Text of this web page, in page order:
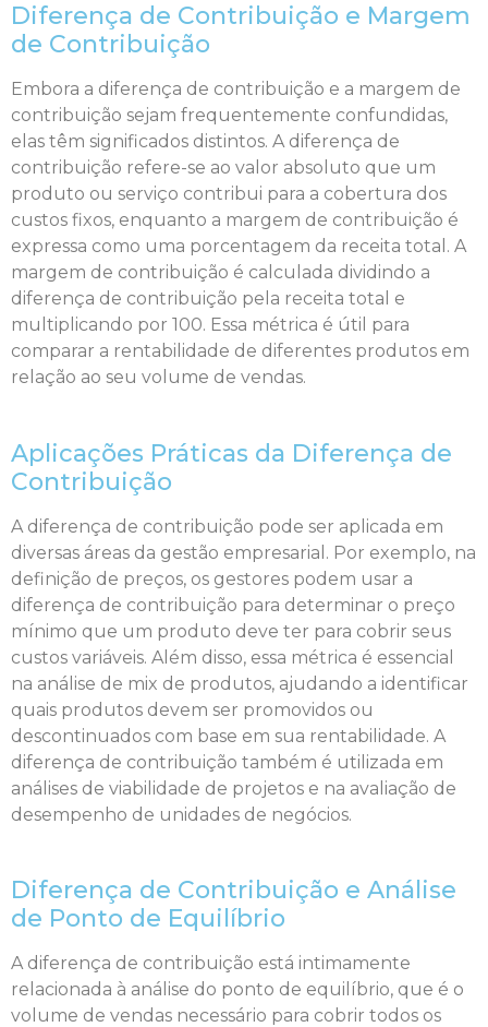
Diferença de Contribuição e Margem
de Contribuição
Embora a diferença de contribuição e a margem de
contribuição sejam frequentemente confundidas,
elas têm significados distintos. A diferença de
contribuição refere-se ao valor absoluto que um
produto ou serviço contribui para a cobertura dos
custos fixos, enquanto a margem de contribuição é
expressa como uma porcentagem da receita total. A
margem de contribuição é calculada dividindo a
diferença de contribuição pela receita total e
multiplicando por 100. Essa métrica é útil para
comparar a rentabilidade de diferentes produtos em
relação ao seu volume de vendas.
Aplicações Práticas da Diferença de
Contribuição
A diferença de contribuição pode ser aplicada em
diversas áreas da gestão empresarial. Por exemplo, na
definição de preços, os gestores podem usar a
diferença de contribuição para determinar o preço
mínimo que um produto deve ter para cobrir seus
custos variáveis. Além disso, essa métrica é essencial
na análise de mix de produtos, ajudando a identificar
quais produtos devem ser promovidos ou
descontinuados com base em sua rentabilidade. A
diferença de contribuição também é utilizada em
análises de viabilidade de projetos e na avaliação de
desempenho de unidades de negócios.
Diferença de Contribuição e Análise
de Ponto de Equilíbrio
A diferença de contribuição está intimamente
relacionada à análise do ponto de equilíbrio, que é o
volume de vendas necessário para cobrir todos os